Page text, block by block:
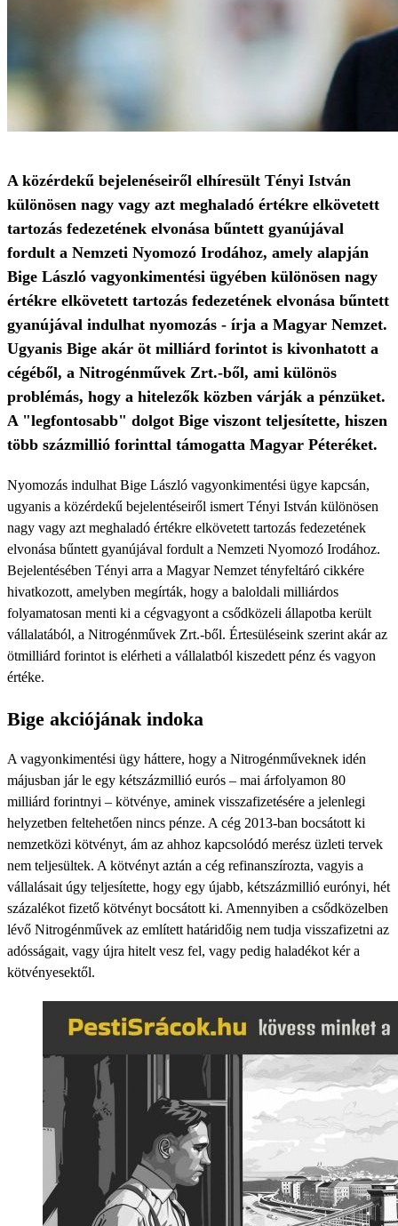
A közérdekű bejelenéseiről elhíresült Tényi István
különösen nagy vagy azt meghaladó értékre elkövetett
tartozás fedezetének elvonása bűntett gyanújával
fordult a Nemzeti Nyomozó Irodához, amely alapján
Bige László vagyonkimentési ügyében különösen nagy
értékre elkövetett tartozás fedezetének elvonása bűntett
gyanújával indulhat nyomozás - írja a Magyar Nemzet.
Ugyanis Bige akár öt milliárd forintot is kivonhatott a
cégéből, a Nitrogénművek Zrt.-ből, ami különös
problémás, hogy a hitelezők közben várják a pénzüket.
A "legfontosabb" dolgot Bige viszont teljesítette, hiszen
több százmillió forinttal támogatta Magyar Péteréket.
Nyomozás indulhat Bige László vagyonkimentési ügye kapcsán,
ugyanis a közérdekű bejelentéseiről ismert Tényi István különösen
nagy vagy azt meghaladó értékre elkövetett tartozás fedezetének
elvonása bűntett gyanújával fordult a Nemzeti Nyomozó Irodához.
Bejelentésében Tényi arra a Magyar Nemzet tényfeltáró cikkére
hivatkozott, amelyben megírták, hogy a baloldali milliárdos
folyamatosan menti ki a cégvagyont a csődközeli állapotba került
vállalatából, a Nitrogénművek Zrt.-ből. Értesüléseink szerint akár az
ötmilliárd forintot is elérheti a vállalatból kiszedett pénz és vagyon
értéke.
Bige akciójának indoka
A vagyonkimentési ügy háttere, hogy a Nitrogénműveknek idén
májusban jár le egy kétszázmillió eurós – mai árfolyamon 80
milliárd forintnyi – kötvénye, aminek visszafizetésére a jelenlegi
helyzetben feltehetően nincs pénze. A cég 2013-ban bocsátott ki
nemzetközi kötvényt, ám az ahhoz kapcsolódó merész üzleti tervek
nem teljesültek. A kötvényt aztán a cég refinanszírozta, vagyis a
vállalásait úgy teljesítette, hogy egy újabb, kétszázmillió eurónyi, hét
százalékot fizető kötvényt bocsátott ki. Amennyiben a csődközelben
lévő Nitrogénművek az említett határidőig nem tudja visszafizetni az
adósságait, vagy újra hitelt vesz fel, vagy pedig haladékot kér a
kötvényesektől.